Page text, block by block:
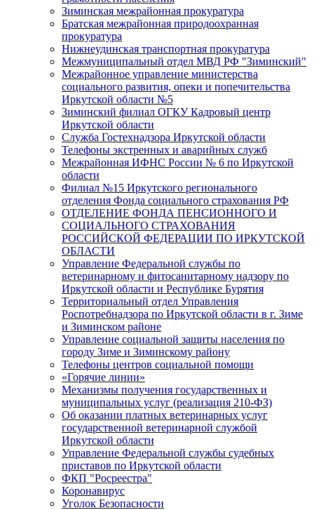
Зиминская межрайонная прокуратура
Братская межрайонная природоохранная
прокуратура
Нижнеудинская транспортная прокуратура
Межмуниципальный отдел МВД РФ "Зиминский"
Межрайонное управление министерства
социального развития, опеки и попечительства
Иркутской области №5
Зиминский филиал ОГКУ Кадровый центр
Иркутской области
Служба Гостехнадзора Иркутской области
Телефоны экстренных и аварийных служб
Межрайонная ИФНС России № 6 по Иркутской
области
Филиал №15 Иркутского регионального
отделения Фонда социального страхования РФ
ОТДЕЛЕНИЕ ФОНДА ПЕНСИОННОГО И
СОЦИАЛЬНОГО СТРАХОВАНИЯ
РОССИЙСКОЙ ФЕДЕРАЦИИ ПО ИРКУТСКОЙ
ОБЛАСТИ
Управление Федеральной службы по
ветеринарному и фитосанитарному надзору по
Иркутской области и Республике Бурятия
Территориальный отдел Управления
Роспотребнадзора по Иркутской области в г. Зиме
и Зиминском районе
Управление социальной защиты населения по
городу Зиме и Зиминскому району
Телефоны центров социальной помощи
«Горячие линии»
Механизмы получения государственных и
муниципальных услуг (реализация 210-ФЗ)
Об оказании платных ветеринарных услуг
государственной ветеринарной службой
Иркутской области
Управление Федеральной службы судебных
приставов по Иркутской области
ФКП "Росреестра"
Коронавирус
Уголок Безопасности